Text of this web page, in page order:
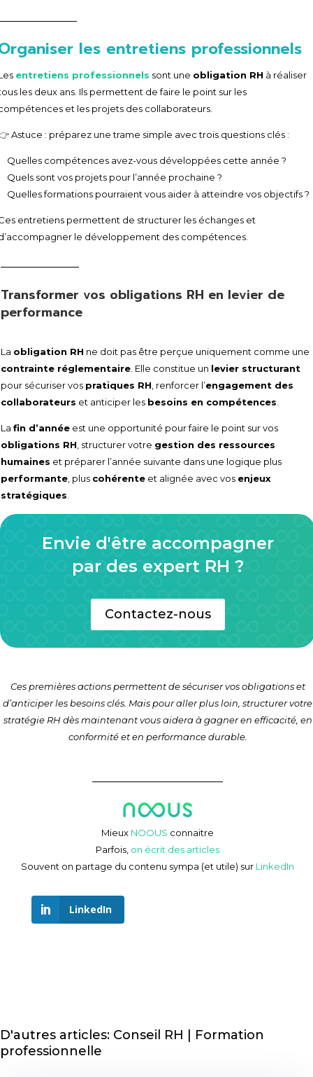
les entretiens professionnels
entretiens professionnels sont une obligation RH à réaliser
les deux ans. Ils permettent de faire le point sur les
et les projets des collaborateurs.
Astuce : préparez une trame simple avec trois questions clés :
Quelles compétences avez-vous développées cette année ?
Quels sont vos projets pour l’année prochaine ?
Quelles formations pourraient vous aider à atteindre vos objectifs ?
entretiens permettent de structurer les échanges et
le développement des compétences.
Transformer vos obligations RH en levier de
performance
La obligation RH ne doit pas être perçue uniquement comme une
contrainte réglementaire . Elle constitue un levier structurant
pour sécuriser vos pratiques RH , renforcer l’engagement des
collaborateurs et anticiper les besoins en compétences
La fin d’année est une opportunité pour faire le point sur vos
obligations RH , structurer votre gestion des ressources
humaines et préparer l’année suivante dans une logique plus
performante , plus cohérente et alignée avec vos enjeux
stratégiques
Envie d'être accompagner
par des expert RH ?
Contactez-nous
Ces premières actions permettent de sécuriser vos obligations et
d’anticiper les besoins clés. Mais pour aller plus loin, structurer votre
stratégie RH dès maintenant vous aidera à gagner en efficacité, en
conformité et en performance durable.
Mieux NOOUS connaitre
Parfois, on écrit des articles
Souvent on partage du contenu sympa (et utile) sur LinkedIn
LinkedIn
D'autres articles: Conseil RH | Formation
professionnelle